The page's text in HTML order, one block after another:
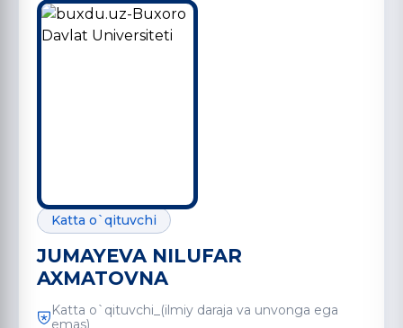
Katta o`qituvchi
JUMAYEVA NILUFAR
AXMATOVNA
Katta o`qituvchi_(ilmiy daraja va unvonga ega
emas)